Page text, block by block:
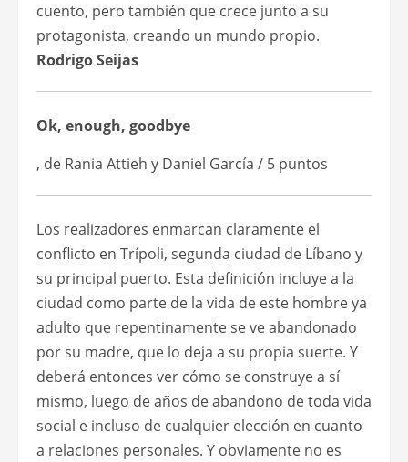
cuento, pero también que crece junto a su
protagonista, creando un mundo propio.
Rodrigo Seijas
Ok, enough, goodbye
, de Rania Attieh y Daniel García / 5 puntos
Los realizadores enmarcan claramente el
conflicto en Trípoli, segunda ciudad de Líbano y
su principal puerto. Esta definición incluye a la
ciudad como parte de la vida de este hombre ya
adulto que repentinamente se ve abandonado
por su madre, que lo deja a su propia suerte. Y
deberá entonces ver cómo se construye a sí
mismo, luego de años de abandono de toda vida
social e incluso de cualquier elección en cuanto
a relaciones personales. Y obviamente no es